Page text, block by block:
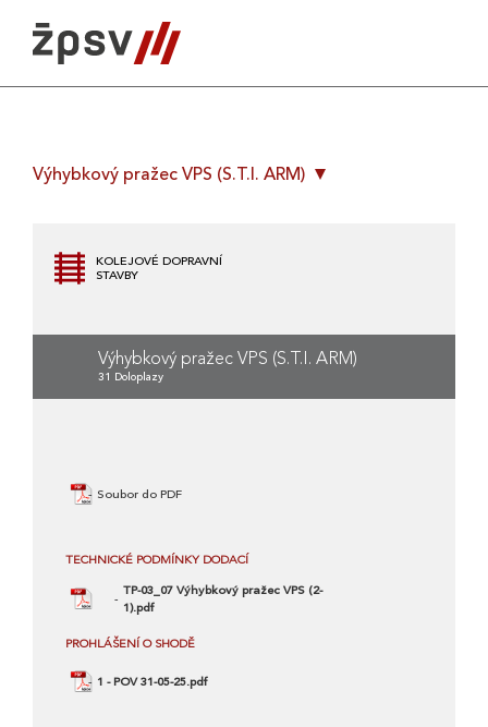
content
Výhybkový pražec VPS (S.T.I. ARM)
KOLEJOVÉ DOPRAVNÍ
STAVBY
Výhybkový pražec VPS (S.T.I. ARM)
31 Doloplazy
Soubor do PDF
TECHNICKÉ PODMÍNKY DODACÍ
TP-03_07 Výhybkový pražec VPS (2-
1).pdf
PROHLÁŠENÍ O SHODĚ
1 - POV 31-05-25.pdf